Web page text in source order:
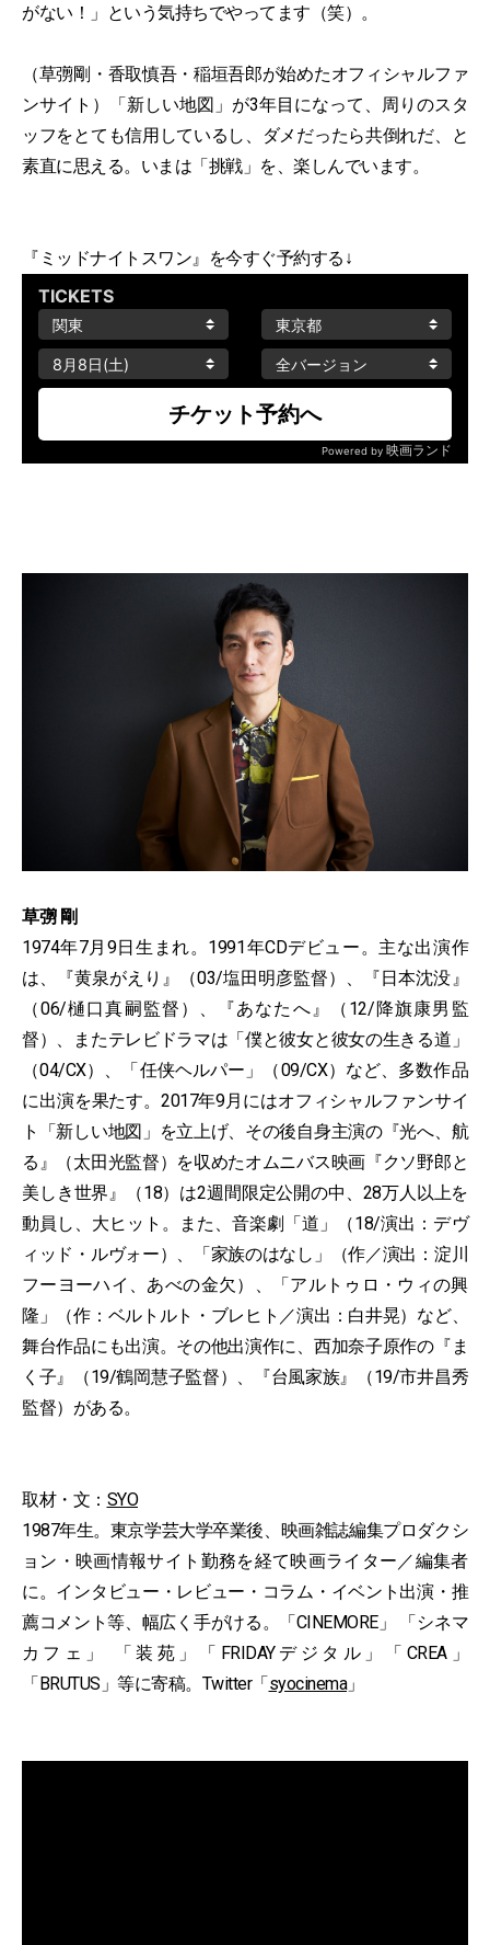
がない！」という気持ちでやってます（笑）。
（草彅剛・香取慎吾・稲垣吾郎が始めたオフィシャルファ
ンサイト）「新しい地図」が3年目になって、周りのスタ
ッフをとても信用しているし、ダメだったら共倒れだ、と
素直に思える。いまは「挑戦」を、楽しんでいます。
『ミッドナイトスワン』を今すぐ予約する↓
草彅 剛
1974年7月9日生まれ。1991年CDデビュー。主な出演作
は、『黄泉がえり』（03/塩田明彦監督）、『日本沈没』
（06/樋口真嗣監督）、『あなたへ』（12/降旗康男監
督）、またテレビドラマは「僕と彼女と彼女の生きる道」
（04/CX）、「任侠ヘルパー」（09/CX）など、多数作品
に出演を果たす。2017年9月にはオフィシャルファンサイ
ト「新しい地図」を立上げ、その後自身主演の『光へ、航
る』（太田光監督）を収めたオムニバス映画『クソ野郎と
美しき世界』（18）は2週間限定公開の中、28万人以上を
動員し、大ヒット。また、音楽劇「道」（18/演出：デヴ
ィッド・ルヴォー）、「家族のはなし」（作／演出：淀川
フーヨーハイ、あべの金欠）、「アルトゥロ・ウィの興
隆」（作：ベルトルト・ブレヒト／演出：白井晃）など、
舞台作品にも出演。その他出演作に、西加奈子原作の『ま
く子』（19/鶴岡慧子監督）、『台風家族』（19/市井昌秀
監督）がある。
取材・文： SYO
1987年生。東京学芸大学卒業後、映画雑誌編集プロダクシ
ョン・映画情報サイト勤務を経て映画ライター／編集者
に。インタビュー・レビュー・コラム・イベント出演・推
薦コメント等、幅広く手がける。「CINEMORE」 「シネマ
カフェ」 「装苑」「FRIDAYデジタル」「CREA」
「BRUTUS」等に寄稿。Twitter「 syocinema」